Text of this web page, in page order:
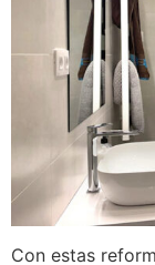
Con estas